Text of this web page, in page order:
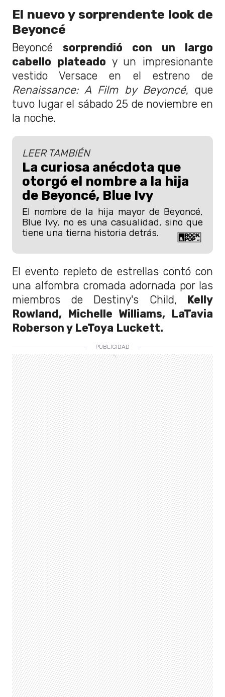
El nuevo y sorprendente look de
Beyoncé
Beyoncé sorprendió con un largo
cabello plateado y un impresionante
vestido Versace en el estreno de
Renaissance: A Film by Beyoncé, que
tuvo lugar el sábado 25 de noviembre en
la noche.
LEER TAMBIÉN
La curiosa anécdota que
otorgó el nombre a la hija
de Beyoncé, Blue Ivy
El nombre de la hija mayor de Beyoncé,
Blue Ivy, no es una casualidad, sino que
tiene una tierna historia detrás.
El evento repleto de estrellas contó con
una alfombra cromada adornada por las
miembros de Destiny's Child, Kelly
Rowland, Michelle Williams, LaTavia
Roberson y LeToya Luckett.